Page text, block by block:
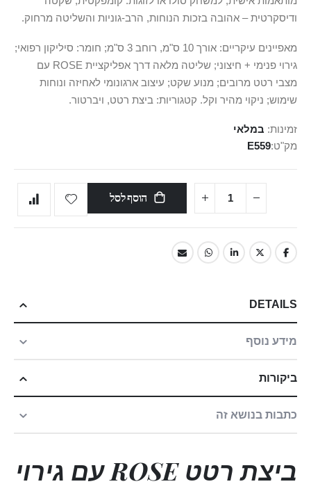
ודיסקרטית – אהובה בזכות הנוחות, הרב-גוניות והשליטה מרחוק.
מאפיינים עיקריים: אורך 10 ס"מ, רוחב 3 ס"מ; חומר: סיליקון רפואי;
גירוי פנימי + חיצוני; שליטה מלאה דרך אפליקציית ROSE עם
מצבי רטט מרובים; מנוע שקט; עיצוב ארגונומי לאחיזה ונוחות
שימוש; ניקוי מהיר וקל. קטגוריות: ביצת רטט, ויברטור.
זמינות: במלאי
מק"ט E559
הוסף לסל
DETAILS
מידע נוסף
ביקורות
כתבות בנושא זה
ביצת רטט ROSE עם גירוי